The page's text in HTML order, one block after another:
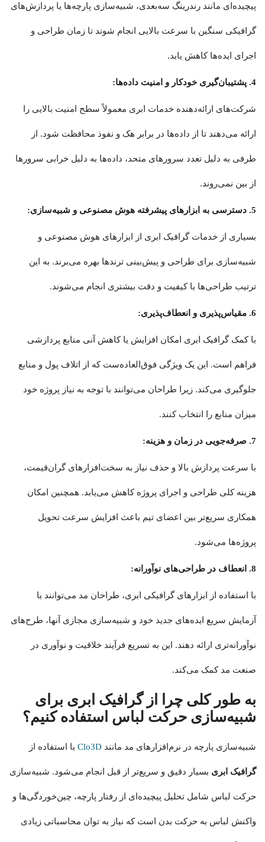
پیچیده‌ای مانند رندرینگ سه‌بعدی، شبیه‌سازی پارچه‌ها یا پردازش‌های
گرافیکی سنگین با سرعت بالایی انجام شوند تا زمان طراحی و
اجرای ایده‌ها کاهش یابد.
4. پشتیبان‌گیری خودکار و امنیت داده‌ها:
شرکت‌های ارائه‌دهنده خدمات ابری معمولاً سطح امنیت بالایی را
ارائه می‌دهند تا از داده‌ها در برابر هک و نفوذ محافظت شود. از
طرفی به دلیل تعدد سرورهای متحد، داده‌ها به دلیل خرابی سرورها
از بین نمی‌روند.
5. دسترسی به ابزارهای پیشرفته هوش مصنوعی و شبیه‌سازی:
بسیاری از خدمات گرافیک ابری از ابزارهای هوش مصنوعی و
شبیه‌سازی برای طراحی و پیش‌بینی ترندها بهره می‌برند. به این
ترتیب طراحی‌ها با کیفیت و دقت بیشتری انجام می‌شوند.
6. مقیاس‌پذیری و انعطاف‌پذیری:
با کمک گرافیک ابری امکان افزایش یا کاهش آنی منابع پردازشی
فراهم است. این یک ویژگی فوق‌العاده‌ست که از اتلاف پول و منابع
جلوگیری می‌کند. زیرا طراحان می‌توانند با توجه به نیاز پروژه خود
میزان منابع را انتخاب کنند.
7. صرفه‌جویی در زمان و هزینه:
با سرعت پردازش بالا و حذف نیاز به سخت‌افزارهای گران‌قیمت،
هزینه کلی طراحی و اجرای پروژه کاهش می‌یابد. همچنین امکان
همکاری سریع‌تر بین اعضای تیم باعث افزایش سرعت تحویل
پروژه‌ها می‌شود.
8. انعطاف در طراحی‌های نوآورانه:
با استفاده از ابزارهای گرافیکی ابری، طراحان مد می‌توانند با
آزمایش سریع ایده‌های جدید خود و شبیه‌سازی مجازی آنها، طرح‌های
نوآورانه‌تری ارائه دهند. این به تسریع فرآیند خلاقیت و نوآوری در
صنعت مد کمک می‌کند.
به طور کلی چرا از گرافیک ابری برای
شبیه‌سازی حرکت لباس استفاده کنیم؟
شبیه‌سازی پارچه در نرم‌افزارهای مد مانند Clo3D با استفاده از
گرافیک ابری بسیار دقیق و سریع‌تر از قبل انجام می‌شود. شبیه‌سازی
حرکت لباس شامل تحلیل پیچیده‌ای از رفتار پارچه، چین‌خوردگی‌ها و
واکنش لباس به حرکت بدن است که نیاز به توان محاسباتی زیادی